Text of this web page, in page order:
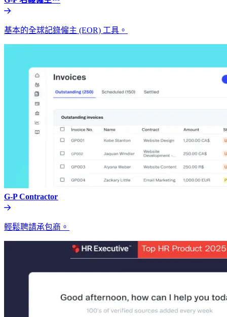
基本的全球記錄僱主 (EOR) 工具。​​
G-P Contractor​​
輕鬆聘請承包商。​​